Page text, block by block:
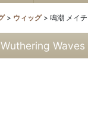
> ウィッグ > 鳴潮 メイ